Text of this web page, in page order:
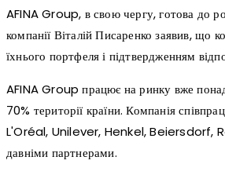
AFINA Group, в свою чергу, готова до
компанії Віталій Писаренко заявив,
їхнього портфеля і підтвердженням
AFINA Group працює на ринку вже
70% території країни. Компанія
L'Oréal, Unilever, Henkel, Beiersdorf,
давніми партнерами.